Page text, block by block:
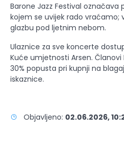
Barone Jazz Festival označava
kojem se uvijek rado vraćamo;
glazbu pod ljetnim nebom.
Ulaznice za sve koncerte
Kuće umjetnosti Arsen.
30% popusta pri kupnji na
iskaznice.
Objavljeno: 02.06.2026,